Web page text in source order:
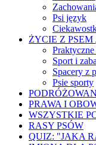
Psi język
ŻYCIE Z PSEM
Sport i
Spacery z
Psie sporty
PRAWA I
WSZYSTKIE
RASY PSÓW
QUIZ: "JAKA